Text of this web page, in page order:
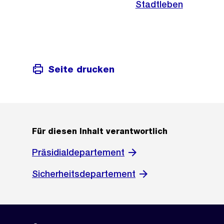
Stadtleben
Seite drucken
Für diesen Inhalt verantwortlich
Präsidialdepartement
Sicherheitsdepartement